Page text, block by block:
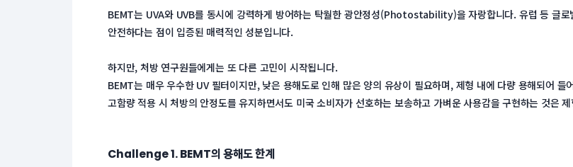
BEMT는 UVA와 UVB를 동시에 강력하게 방어하는 탁월한 광안정성(Photostability)을 자랑합니다. 유럽 등 글로
안전하다는 점이 입증된 매력적인 성분입니다.
하지만, 처방 연구원들에게는 또 다른 고민이 시작됩니다.
BEMT는 매우 우수한 UV 필터이지만, 낮은 용해도로 인해 많은 양의 유상이 필요하며, 제형 내에 다량 용해되어
고함량 적용 시 처방의 안정도를 유지하면서도 미국 소비자가 선호하는 보송하고 가벼운 사용감을 구현하는 것은
Challenge 1. BEMT의 용해도 한계